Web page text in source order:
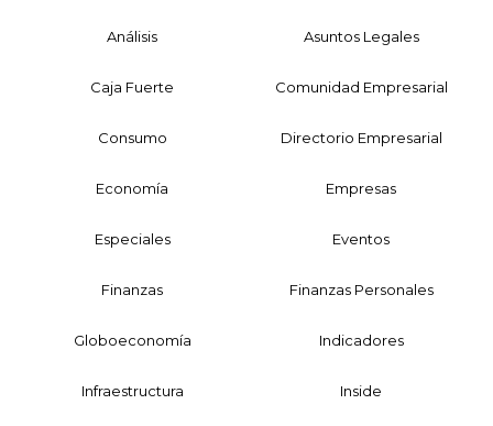
Análisis Asuntos Legales
Caja Fuerte Comunidad Empresarial
Consumo Directorio Empresarial
Economía Empresas
Especiales Eventos
Finanzas Finanzas Personales
Globoeconomía Indicadores
Infraestructura Inside